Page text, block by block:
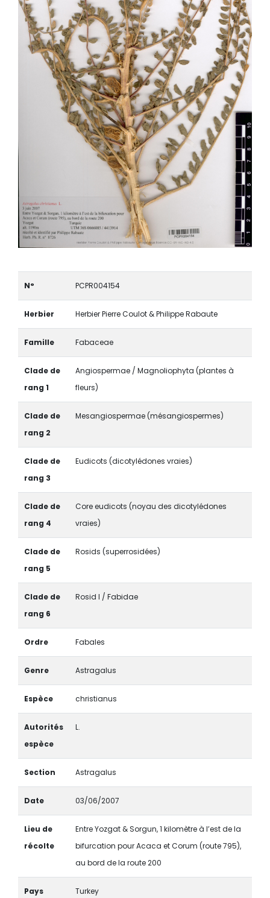
N° PCPR004154
Herbier Herbier Pierre Coulot & Philippe Rabaute
Famille Fabaceae
Clade de
rang 1
Angiospermae / Magnoliophyta (plantes à
fleurs)
Clade de
rang 2
Mesangiospermae (mésangiospermes)
Clade de
rang 3
Eudicots (dicotylédones vraies)
Clade de
rang 4
Core eudicots (noyau des dicotylédones
vraies)
Clade de
rang 5
Rosids (superrosidées)
Clade de
rang 6
Rosid I / Fabidae
Ordre Fabales
Genre Astragalus
Espèce christianus
Autorités
espèce
L.
Section Astragalus
Date 03/06/2007
Lieu de
récolte
Entre Yozgat & Sorgun, 1 kilomètre à l’est de la
bifurcation pour Acaca et Corum (route 795),
au bord de la route 200
Pays Turkey